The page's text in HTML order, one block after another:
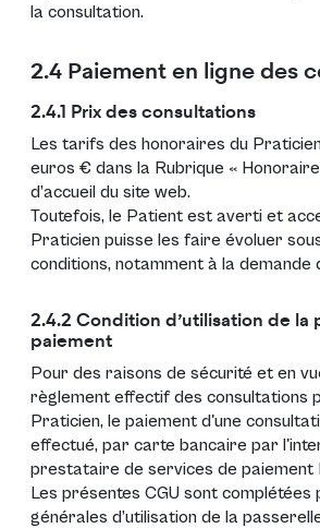
la consultation.
2.4 Paiement en ligne des
2.4.1 Prix des consultations
Les tarifs des honoraires du
euros € dans la Rubrique «
d’accueil du site web.
Toutefois, le Patient est averti et
Praticien puisse les faire évoluer
conditions, notamment à la demande
2.4.2 Condition d’utilisation de la
paiement
Pour des raisons de sécurité et en
règlement effectif des consultations
Praticien, le paiement d'une
effectué, par carte bancaire par
prestataire de services de paiement
Les présentes CGU sont complétées
générales d’utilisation de la